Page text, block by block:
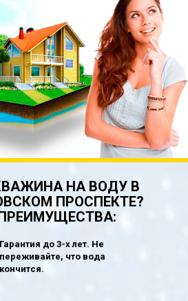
НА ВОДУ В
ПРОСПЕКТЕ?
Гарантия до 3-х лет. Не
переживайте, что вода
кончится.